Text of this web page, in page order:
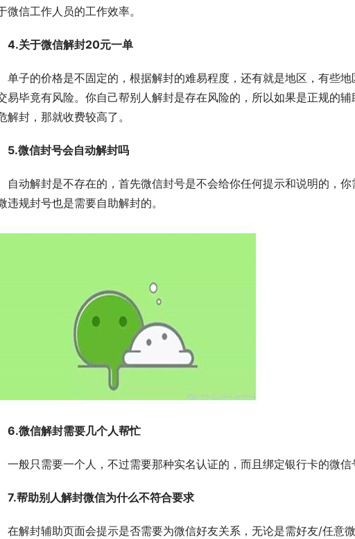
微信工作人员的工作效率。
关于微信解封20元一单
的价格是不固定的，根据解封的难易程度，还有就是地区，有些地
易毕竟有风险。你自己帮别人解封是存在风险的，所以如果是正规的
解封，那就收费较高了。
信封号会自动解封吗
解封是不存在的，首先微信封号是不会给你任何提示和说明的，你
违规封号也是需要自助解封的。
微信解封需要几个人帮忙
只需要一个人，不过需要那种实名认证的，而且绑定银行卡的微信
帮助别人解封微信为什么不符合要求
封辅助页面会提示是否需要为微信好友关系，无论是需好友/任意微